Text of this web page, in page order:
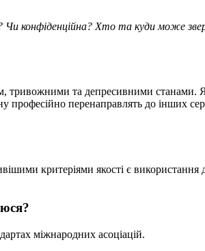
Чи конфіденційна? Хто та куди може
тривожними та депресивними
перенаправлять до інших
критеріями якості є використання
міжнародних асоціацій.